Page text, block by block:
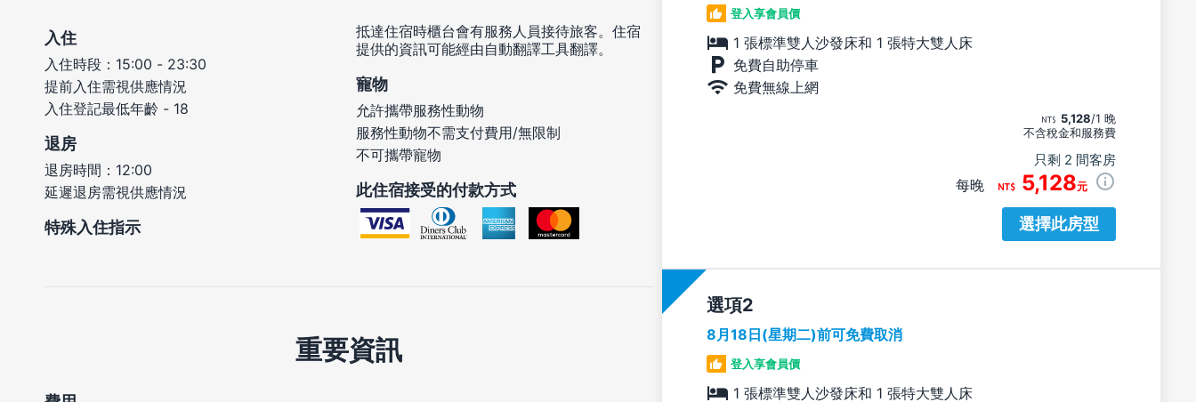
登入享會員價
1 張標準雙人沙發床和 1 張特大雙人床
免費自助停車
免費無線上網
5,128/1 晚
不含稅金和服務費
只剩 2 間客房
每晚 5,128元
選擇此房型
選項
8月18日(星期二)前可免費取消
登入享會員價
1 張標準雙人沙發床和 1 張特大雙人床
入住
入住時段：15:00 - 23:30
提前入住需視供應情況
入住登記最低年齡 - 18
退房
退房時間：12:00
延遲退房需視供應情況
特殊入住指示
抵達住宿時櫃台會有服務人員接待旅客。住宿
提供的資訊可能經由自動翻譯工具翻譯。
寵物
允許攜帶服務性動物
服務性動物不需支付費用/無限制
不可攜帶寵物
此住宿接受的付款方式
重要資訊